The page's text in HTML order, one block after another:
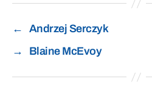
←
Andrzej Serczyk
→
Blaine McEvoy